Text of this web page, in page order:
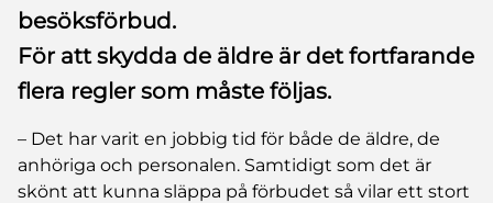
besöksförbud.
För att skydda de äldre är det fortfarande
flera regler som måste följas.
– Det har varit en jobbig tid för både de äldre, de
anhöriga och personalen. Samtidigt som det är
skönt att kunna släppa på förbudet så vilar ett stort